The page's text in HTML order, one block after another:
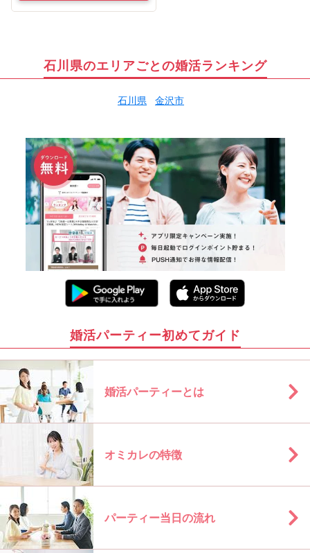
石川県のエリアごとの婚活ランキング
石川県 金沢市
婚活パーティー初めてガイド
婚活パーティーとは
オミカレの特徴
パーティー当日の流れ